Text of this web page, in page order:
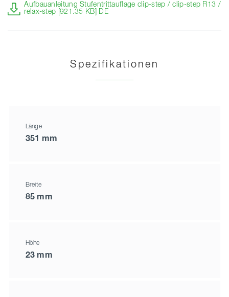
Aufbauanleitung Stufentrittauflage clip-step / clip-step R13 /
relax-step [921.35 KB] DE
Spezifikationen
Länge
351 mm
Breite
85 mm
Höhe
23 mm